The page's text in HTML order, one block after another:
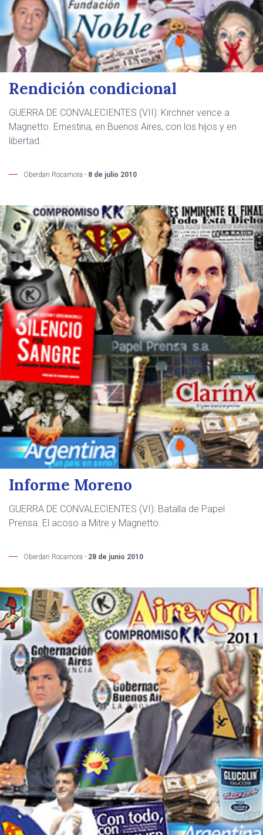
Rendición condicional
GUERRA DE CONVALECIENTES (VII): Kirchner vence a
Magnetto. Ernestina, en Buenos Aires, con los hijos y en
libertad.
Oberdan Rocamora - 8 de julio 2010
Informe Moreno
GUERRA DE CONVALECIENTES (VI): Batalla de Papel
Prensa. El acoso a Mitre y Magnetto.
Oberdan Rocamora - 28 de junio 2010